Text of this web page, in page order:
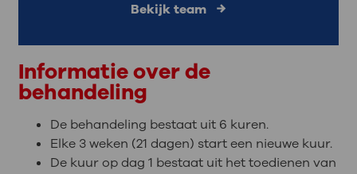
Bekijk team
Informatie over de
behandeling
De behandeling bestaat uit 6 kuren.
Elke 3 weken (21 dagen) start een nieuwe kuur.
De kuur op dag 1 bestaat uit het toedienen van